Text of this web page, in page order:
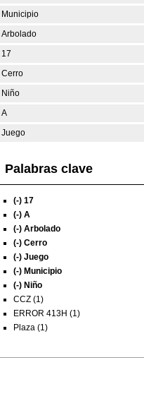
Municipio
Arbolado
17
Cerro
Niño
A
Juego
Palabras clave
(-) 17
(-) A
(-) Arbolado
(-) Cerro
(-) Juego
(-) Municipio
(-) Niño
CCZ (1)
ERROR 413H (1)
Plaza (1)